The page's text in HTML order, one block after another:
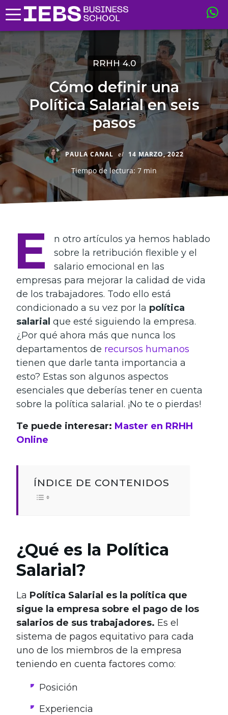
RRHH 4.0
Cómo definir una
Política Salarial en seis
pasos
PAULA CANAL el 14 MARZO, 2022
Tiempo de lectura: 7 min
E
n otro artículos ya hemos hablado
sobre la retribución flexible y el
salario emocional en las
empresas para mejorar la calidad de vida
de los trabajadores. Todo ello está
condicionado a su vez por la política
salarial que esté siguiendo la empresa.
¿Por qué ahora más que nunca los
departamentos de recursos humanos
tienen que darle tanta importancia a
esto? Estas son algunos aspectos
esenciales que deberías tener en cuenta
sobre la política salarial. ¡No te o pierdas!
Te puede interesar: Master en RRHH
Online
ÍNDICE DE CONTENIDOS
¿Qué es la Política
Salarial?
La Política Salarial es la política que
sigue la empresa sobre el pago de los
salarios de sus trabajadores. Es el
sistema de pagos equitativo para cada
uno de los miembros de la empresa
teniendo en cuenta factores como:
Posición
Experiencia